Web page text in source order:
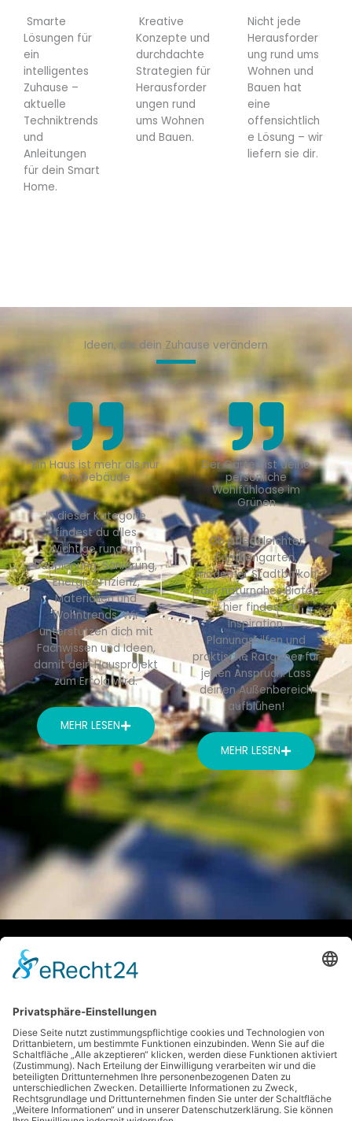
Smarte
Lösungen für
ein
intelligentes
Zuhause –
aktuelle
Techniktrends
und
Anleitungen
für dein Smart
Home.
Kreative
Konzepte und
durchdachte
Strategien für
Herausforder
ungen rund
ums Wohnen
und Bauen.
Nicht jede
Herausforder
ung rund ums
Wohnen und
Bauen hat
eine
offensichtlich
e Lösung – wir
liefern sie dir.
Ideen, die dein Zuhause verändern
Ein Haus ist mehr als nur
ein Gebäude
In dieser Kategorie
findest du alles
Wichtige rund um
Bauplanung, Sanierung,
Energieeffizienz,
Materialien und
Wohntrends. Wir
unterstützen dich mit
Fachwissen und Ideen,
damit dein Hausprojekt
zum Erfolg wird.
MEHR LESEN
Der Garten ist deine
persönliche
Wohlfühloase im
Grünen
Ob pflegeleichter
Familiengarten,
moderner Stadtbalkon
oder naturnahes Biotop
– hier findest du
Inspiration,
Planungshilfen und
praktische Ratgeber für
jeden Anspruch. Lass
deinen Außenbereich
aufblühen!
MEHR LESEN
Expertebauberatung
stilvoll verwirklichst.
RATGEBER